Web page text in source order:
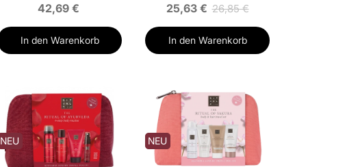
42,69 €
In den Warenkorb
25,63 € 26,85 €
In den Warenkorb
NEU NEU